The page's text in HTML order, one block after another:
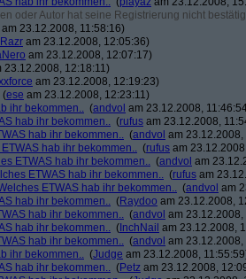
oder Autor hat seine Registrierung nicht
am 23.12.2008, 11:58:16)
am 23.12.2008, 12:05:36)
am 23.12.2008, 12:07:17)
23.12.2008, 12:18:11)
am 23.12.2008, 12:19:23)
(ese am 23.12.2008, 12:23:11)
ihr bekommen.. (andvol am 23.12.2008,
hab ihr bekommen.. (rufus am 23.12.2008,
hab ihr bekommen.. (andvol am
hab ihr bekommen.. (rufus am
ETWAS hab ihr bekommen.. (andvol am
ETWAS hab ihr bekommen.. (rufus am
ETWAS hab ihr bekommen.. (andvol am
hab ihr bekommen.. (Raydoo am 23.12.2008,
hab ihr bekommen.. (andvol am
hab ihr bekommen.. ( InchNail am 23.12.2008,
hab ihr bekommen.. (andvol am
ihr bekommen.. (Judge am 23.12.2008,
hab ihr bekommen.. (Petz am 23.12.2008,